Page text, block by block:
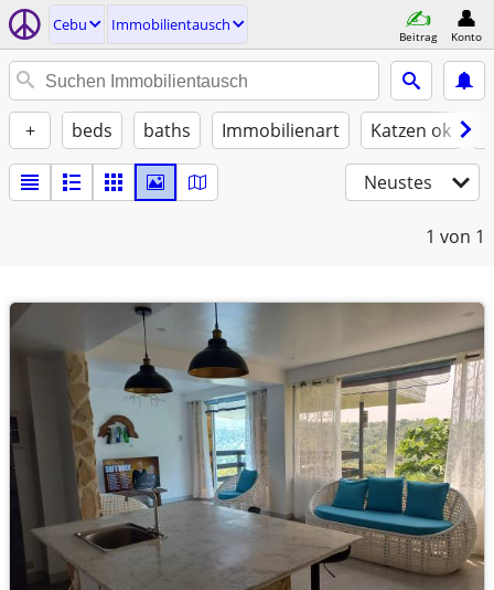
Cebu Immobilientausch
Beitrag Konto
+ beds baths Immobilienart Katzen ok
Neustes
1 von 1